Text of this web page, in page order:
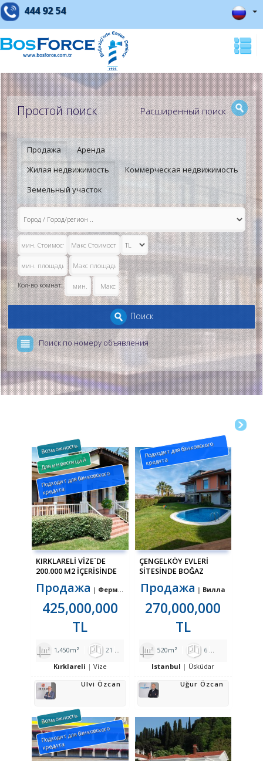
444 92 54
Простой поиск Расширенный поиск
Продажа
Аренда
Жилая недвижимость
Коммерческая недвижимость
Земельный участок
Кол-во комнат:
Поиск
Поиск по номеру объявления
Возможность
Для инвестиций
Подходит для банковского
кредита
KIRKLARELİ VİZE`DE
200.000 M2 İÇERİSİNDE
Продажа Фермерский Дом
425,000,000
TL
1,450m² 21 9
Kırklareli
Vize
Ulvi Özcan
Подходит для банковского
кредита
ÇENGELKÖY EVLERİ
SİTESİNDE BOĞAZ
VİLLA
Продажа Вилла
270,000,000
TL
520m² 6
Istanbul
Üsküdar
Uğur Özcan
Возможность
Подходит для банковского
кредита